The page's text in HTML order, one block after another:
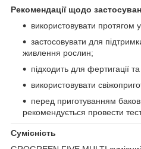
Рекомендації щодо
використовувати протягом
застосовувати для
живлення рослин;
підходить для фертигації
використовувати
перед приготуванням
рекомендується провести тест
Сумісність